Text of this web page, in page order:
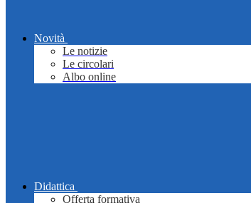
Novità
Le notizie
Le circolari
Albo online
Didattica
Offerta formativa